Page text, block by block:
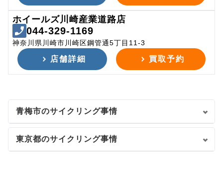
ホイールズ川崎産業道路店
044-329-1169
神奈川県川崎市川崎区鋼管通5丁目11-3
店舗詳細 買取予約
青梅市のサイクリング事情
東京都のサイクリング事情